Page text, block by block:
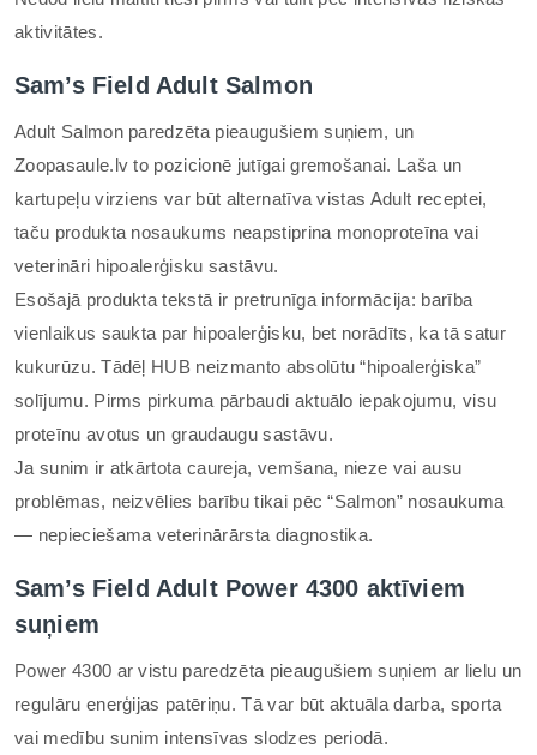
aktivitātes.
Sam’s Field Adult Salmon
Adult Salmon paredzēta pieaugušiem suņiem, un
Zoopasaule.lv to pozicionē jutīgai gremošanai. Laša un
kartupeļu virziens var būt alternatīva vistas Adult receptei,
taču produkta nosaukums neapstiprina monoproteīna vai
veterināri hipoalerģisku sastāvu.
Esošajā produkta tekstā ir pretrunīga informācija: barība
vienlaikus saukta par hipoalerģisku, bet norādīts, ka tā satur
kukurūzu. Tādēļ HUB neizmanto absolūtu “hipoalerģiska”
solījumu. Pirms pirkuma pārbaudi aktuālo iepakojumu, visu
proteīnu avotus un graudaugu sastāvu.
Ja sunim ir atkārtota caureja, vemšana, nieze vai ausu
problēmas, neizvēlies barību tikai pēc “Salmon” nosaukuma
— nepieciešama veterinārārsta diagnostika.
Sam’s Field Adult Power 4300 aktīviem
suņiem
Power 4300 ar vistu paredzēta pieaugušiem suņiem ar lielu un
regulāru enerģijas patēriņu. Tā var būt aktuāla darba, sporta
vai medību sunim intensīvas slodzes periodā.